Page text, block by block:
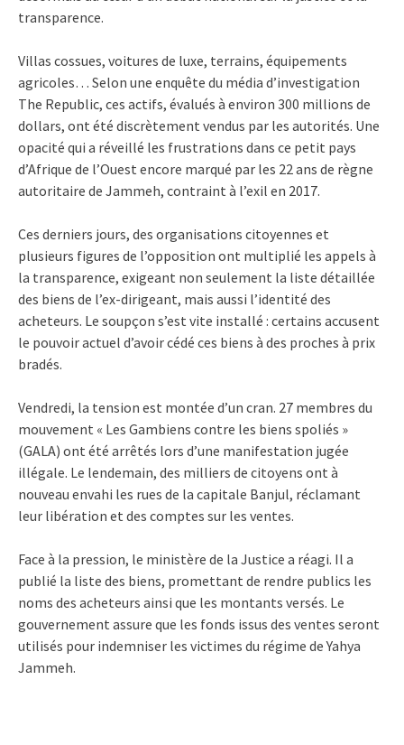
transparence.
Villas cossues, voitures de luxe, terrains, équipements
agricoles… Selon une enquête du média d’investigation
The Republic, ces actifs, évalués à environ 300 millions de
dollars, ont été discrètement vendus par les autorités. Une
opacité qui a réveillé les frustrations dans ce petit pays
d’Afrique de l’Ouest encore marqué par les 22 ans de règne
autoritaire de Jammeh, contraint à l’exil en 2017.
Ces derniers jours, des organisations citoyennes et
plusieurs figures de l’opposition ont multiplié les appels à
la transparence, exigeant non seulement la liste détaillée
des biens de l’ex-dirigeant, mais aussi l’identité des
acheteurs. Le soupçon s’est vite installé : certains accusent
le pouvoir actuel d’avoir cédé ces biens à des proches à prix
bradés.
Vendredi, la tension est montée d’un cran. 27 membres du
mouvement « Les Gambiens contre les biens spoliés »
(GALA) ont été arrêtés lors d’une manifestation jugée
illégale. Le lendemain, des milliers de citoyens ont à
nouveau envahi les rues de la capitale Banjul, réclamant
leur libération et des comptes sur les ventes.
Face à la pression, le ministère de la Justice a réagi. Il a
publié la liste des biens, promettant de rendre publics les
noms des acheteurs ainsi que les montants versés. Le
gouvernement assure que les fonds issus des ventes seront
utilisés pour indemniser les victimes du régime de Yahya
Jammeh.